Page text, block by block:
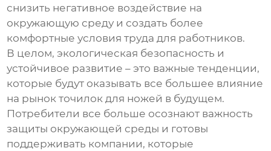
снизить негативное воздействие на
окружающую среду и создать более
комфортные условия труда для работников.
В целом, экологическая безопасность и
устойчивое развитие – это важные тенденции,
которые будут оказывать все большее влияние
на рынок точилок для ножей в будущем.
Потребители все больше осознают важность
защиты окружающей среды и готовы
поддерживать компании, которые